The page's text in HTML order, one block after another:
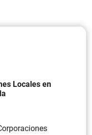
Locales en